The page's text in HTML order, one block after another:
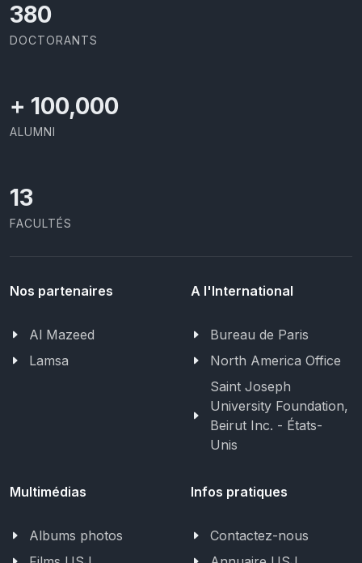
403
DOCTORANTS
+ 100,000
ALUMNI
13
FACULTÉS
Nos partenaires
Al Mazeed
Lamsa
A l'International
Bureau de Paris
North America Office
Saint Joseph
University Foundation,
Beirut Inc. - États-
Unis
Multimédias
Albums photos
Infos pratiques
Contactez-nous